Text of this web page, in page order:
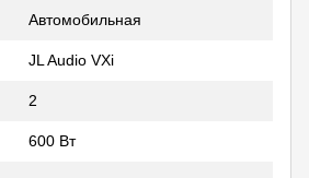
Автомобильная
JL Audio VXi
2
600 Вт